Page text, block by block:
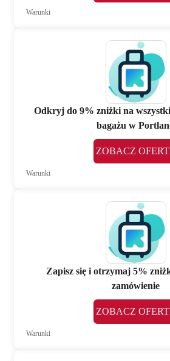
Warunki
Odkryj do 9% zniżki na
bagażu w
ZOBACZ
Warunki
Zapisz się i otrzymaj 5%
zamówienie
ZOBACZ
Warunki